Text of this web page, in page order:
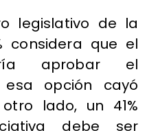
legislativo de la
considera que el
aprobar el
esa opción cayó
lado, un 41%
debe ser